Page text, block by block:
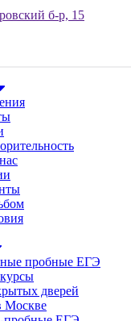
б-р, 15
пробные ЕГЭ
дверей
Москве